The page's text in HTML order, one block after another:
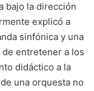
bajo la dirección
explicó a
sinfónica y una
entretener a los
didáctico a la
una orquesta no